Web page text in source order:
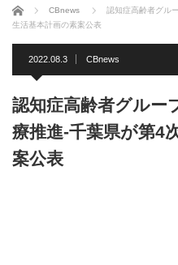
ホーム CBnews
認知症高齢者グル
生活基本計画の素案公表
2022.08.3 CBnews
認知症高齢者グルー
療推進-千葉県が第4
案公表